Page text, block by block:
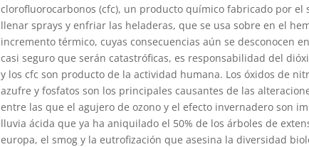
clorofluorocarbonos (cfc), un producto químico fabricado por el
llenar sprays y enfriar las heladeras, que se usa sobre en el
incremento térmico, cuyas consecuencias aún se desconocen
casi seguro que serán catastróficas, es responsabilidad del
y los cfc son producto de la actividad humana. Los óxidos de
azufre y fosfatos son los principales causantes de las
entre las que el agujero de ozono y el efecto invernadero son
lluvia ácida que ya ha aniquilado el 50% de los árboles de
europa, el smog y la eutrofización que asesina la diversidad